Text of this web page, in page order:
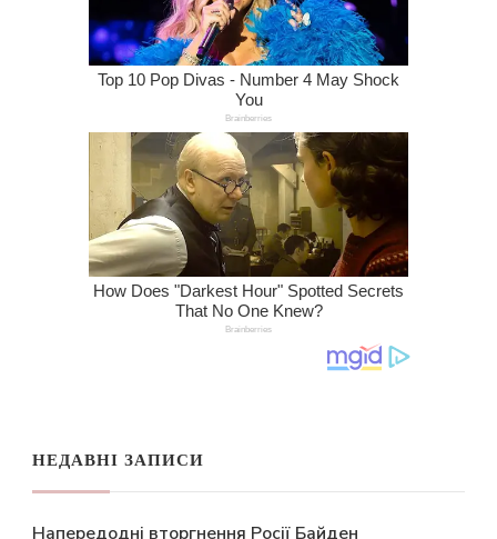
НЕДАВНІ ЗАПИСИ
Напередодні вторгнення Росії Байден